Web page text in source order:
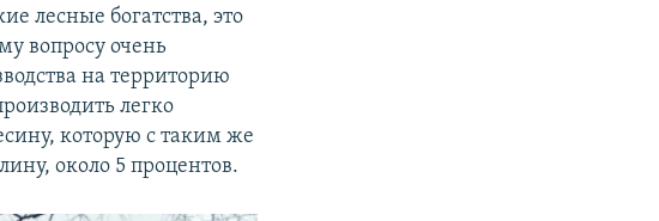
лесные богатства, это
вопросу очень
на территорию
легко
которую с таким же
около 5 процентов.